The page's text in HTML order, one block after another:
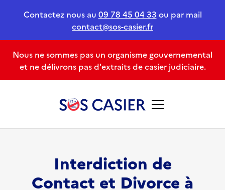
Contactez nous au 09 78 45 04 33 ou par mail
contact@sos-casier.fr
Nous ne sommes pas un organisme gouvernemental
et ne délivrons pas d'extraits de casier judiciaire.
Interdiction de
Contact et Divorce à